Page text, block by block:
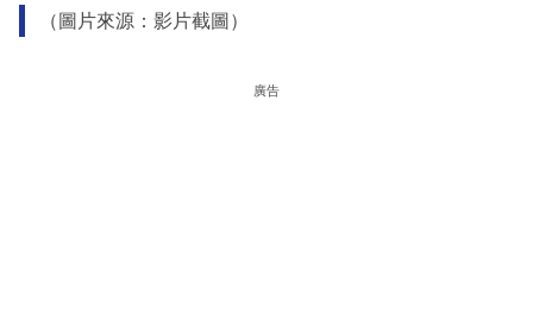
（圖片來源：影片截圖）
廣告